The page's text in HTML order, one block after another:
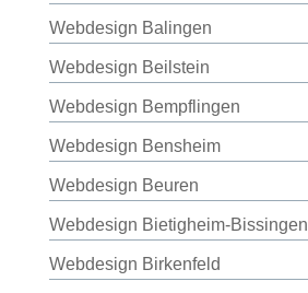
Webdesign Balingen
Webdesign Beilstein
Webdesign Bempflingen
Webdesign Bensheim
Webdesign Beuren
Webdesign Bietigheim-Bissingen
Webdesign Birkenfeld